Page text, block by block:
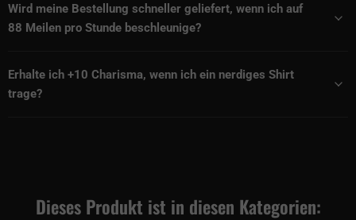
Wird meine Bestellung schneller geliefert, wenn ich auf
88 Meilen pro Stunde beschleunige?
Erhalte ich +10 Charisma, wenn ich ein nerdiges Shirt
trage?
Dieses Produkt ist in diesen Kategorien: